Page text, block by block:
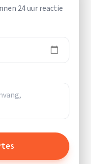
24 uur reactie